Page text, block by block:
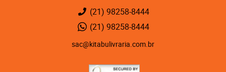
(21) 98258-8444
(21) 98258-8444
sac@kitabulivraria.com.br